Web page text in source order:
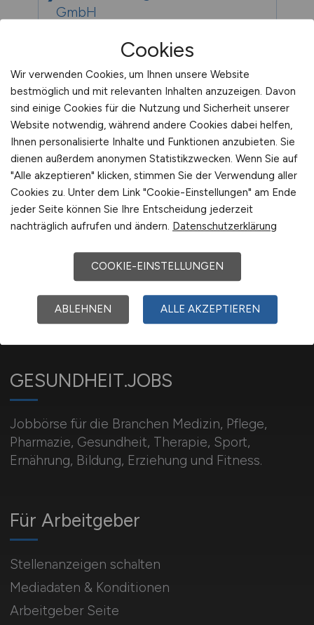
GmbH
Sie sind hier:
Startseite
Sitemap
Jobsuche mit V
GESUNDHEIT.JOBS
Jobbörse für die Branchen Medizin, Pflege,
Pharmazie, Gesundheit, Therapie, Sport,
Ernährung, Bildung, Erziehung und Fitness.
Für Arbeitgeber
Stellenanzeigen schalten
Mediadaten & Konditionen
Arbeitgeber Seite
Cookies
Wir verwenden Cookies, um Ihnen unsere Website
bestmöglich und mit relevanten Inhalten anzuzeigen. Davon
sind einige Cookies für die Nutzung und Sicherheit unserer
Website notwendig, während andere Cookies dabei helfen,
Ihnen personalisierte Inhalte und Funktionen anzubieten. Sie
dienen außerdem anonymen Statistikzwecken. Wenn Sie auf
"Alle akzeptieren" klicken, stimmen Sie der Verwendung aller
Cookies zu. Unter dem Link "Cookie-Einstellungen" am Ende
jeder Seite können Sie Ihre Entscheidung jederzeit
nachträglich aufrufen und ändern. Datenschutzerklärung
COOKIE-EINSTELLUNGEN
ABLEHNEN ALLE AKZEPTIEREN